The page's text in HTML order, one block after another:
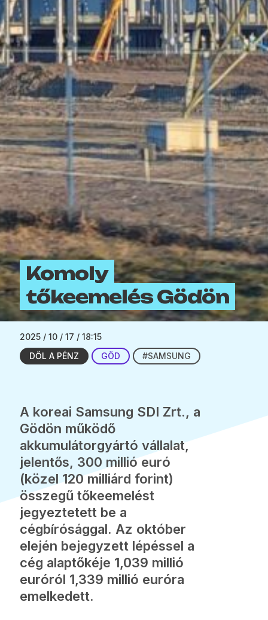
Komoly
tőkeemelés Gödön
2025 / 10 / 17 / 18:15
DŐL A PÉNZ
GÖD #SAMSUNG
A koreai Samsung SDI Zrt., a
Gödön működő
akkumulátorgyártó vállalat,
jelentős, 300 millió euró
(közel 120 milliárd forint)
összegű tőkeemelést
jegyeztetett be a
cégbírósággal. Az október
elején bejegyzett lépéssel a
cég alaptőkéje 1,039 millió
euróról 1,339 millió euróra
emelkedett.